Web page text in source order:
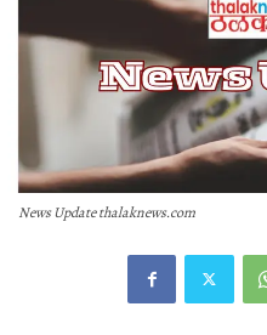
News Update thalaknews.com